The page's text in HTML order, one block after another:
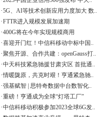
·5G、AI等技术创新应用力度加大 数..
·FTTR进入规模发展加速期
·400G将在今年实现规模商用
·喜迎开门红！中信科移动中标中国..
·聚焦开源、合作共建：openGauss打..
·中天科技紧急驰援甘肃灾区 首批通..
·情暖陇原，共克时艰！亨通紧急驰..
·强基赋智 | 思特奇数据中台数智化..
·重磅！亨通成为全球“灯塔工厂”
·中信科移动积极参加2023全球6G发..